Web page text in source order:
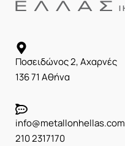
Ποσειδώνος 2, Αχαρνές
136 71 Αθήνα
info@metallonhellas.com
210 2317170